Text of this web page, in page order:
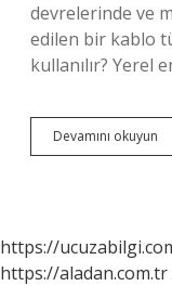
devrelerinde ve
edilen bir kablo
kullanılır? Yerel
Devamını okuyun
25
https://
https://aladan.com.tr